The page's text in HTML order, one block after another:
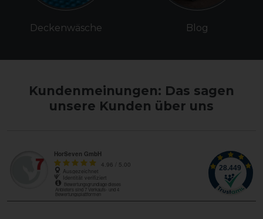
Deckenwäsche Blog
Kundenmeinungen: Das sagen
unsere Kunden über uns